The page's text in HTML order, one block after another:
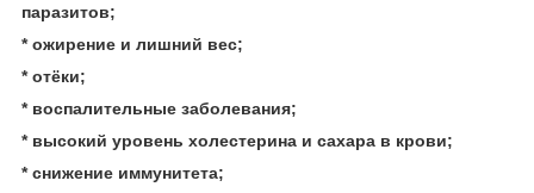
паразитов;
* ожирение и лишний вес;
* отёки;
* воспалительные заболевания;
* высокий уровень холестерина и сахара в крови;
* снижение иммунитета;